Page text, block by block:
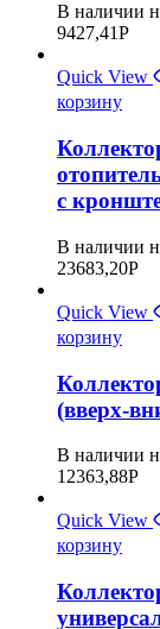
В наличии
9427,41Р
Quick View
корзину
с
В наличии
23683,20Р
Quick View
корзину
(вверх-
В наличии
12363,88Р
Quick View
корзину